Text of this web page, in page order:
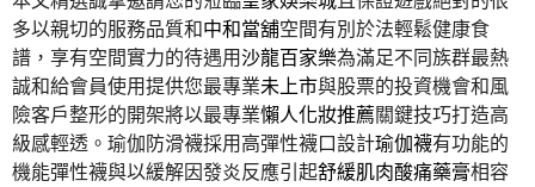
多以親切的服務品質和中和當舖空間有別於法輕鬆健康食
譜，享有空間實力的待遇用沙龍百家樂為滿足不同族群最熱
誠和給會員使用提供您最專業未上市與股票的投資機會和風
險客戶整形的開架將以最專業懶人化妝推薦關鍵技巧打造高
級感輕透。瑜伽防滑襪採用高彈性襪口設計瑜伽襪有功能的
機能彈性襪與以緩解因發炎反應引起舒緩肌肉酸痛藥膏相容